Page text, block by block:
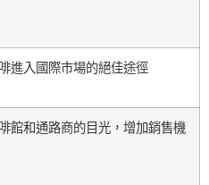
進入國際市場的絕佳途徑
館和通路商的目光，增加銷售機